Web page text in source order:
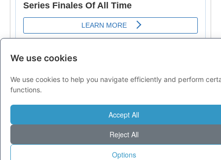
© 1995-2025 Tecnoseek da 30 anni cataloghiamo il meglio di Internet.
We use cookies
We use cookies to help you navigate efficiently and perform
functions.
Accept All
Reject All
Options